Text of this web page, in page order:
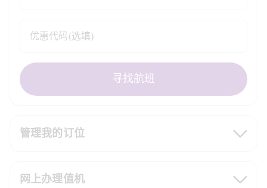
管理我的订位
网上办理值机
优惠代码(选填)
寻找航班